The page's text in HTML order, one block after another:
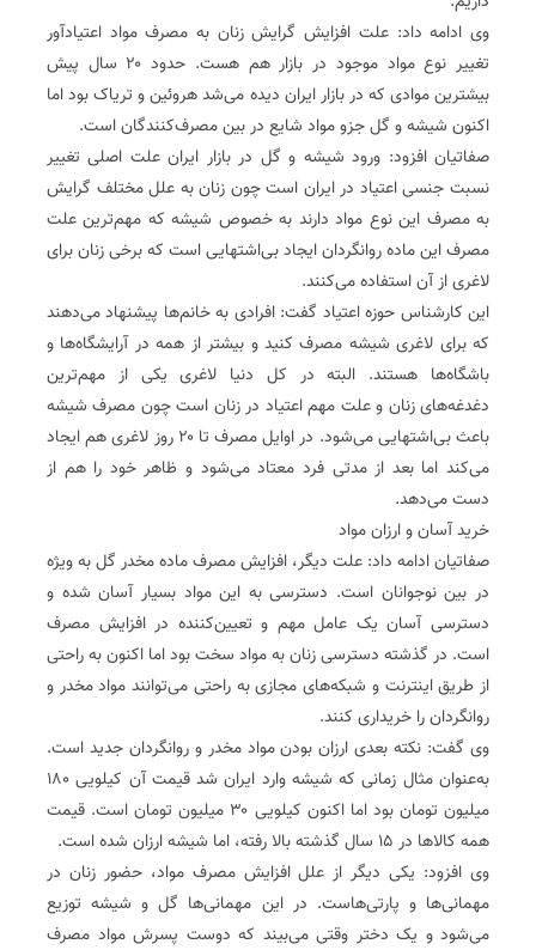
وی ادامه داد: علت افزایش گرایش زنان به مصرف مواد اعتیادآور
تغییر نوع مواد موجود در بازار هم هست. حدود ۲۰ سال پیش
بیشترین موادی که در بازار ایران دیده می‌شد هروئین و تریاک بود اما
اکنون شیشه و گل جزو مواد شایع در بین مصرف‌کنندگان است.
صفاتیان افزود: ورود شیشه و گل در بازار ایران علت اصلی تغییر
نسبت جنسی اعتیاد در ایران است چون زنان به علل مختلف گرایش
به مصرف این نوع مواد دارند به خصوص شیشه که مهم‌ترین علت
مصرف این ماده روانگردان ایجاد بی‌اشتهایی است که برخی زنان برای
لاغری از آن استفاده می‌کنند.
این کارشناس حوزه اعتیاد گفت: افرادی به خانم‌ها پیشنهاد می‌دهند
که برای لاغری شیشه مصرف کنید و بیشتر از همه در آرایشگاه‌ها و
باشگاه‌ها هستند. البته در کل دنیا لاغری یکی از مهم‌ترین
دغدغه‌های زنان و علت مهم اعتیاد در زنان است چون مصرف شیشه
باعث بی‌اشتهایی می‌شود. در اوایل مصرف تا ۲۰ روز لاغری هم ایجاد
می‌کند اما بعد از مدتی فرد معتاد می‌شود و ظاهر خود را هم از
دست می‌دهد.
خرید آسان و ارزان مواد
صفاتیان ادامه داد: علت دیگر، افزایش مصرف ماده مخدر گل به ویژه
در بین نوجوانان است. دسترسی به این مواد بسیار آسان شده و
دسترسی آسان یک عامل مهم و تعیین‌کننده در افزایش مصرف
است. در گذشته دسترسی زنان به مواد سخت بود اما اکنون به راحتی
از طریق اینترنت و شبکه‌های مجازی به راحتی می‌توانند مواد مخدر و
روانگردان را خریداری کنند.
وی گفت: نکته بعدی ارزان بودن مواد مخدر و روانگردان جدید است.
به‌عنوان مثال زمانی که شیشه وارد ایران شد قیمت آن کیلویی ۱۸۰
میلیون تومان بود اما اکنون کیلویی ۳۰ میلیون تومان است. قیمت
همه کالاها در ۱۵ سال گذشته بالا رفته، اما شیشه ارزان شده است.
وی افزود: یکی دیگر از علل افزایش مصرف مواد، حضور زنان در
مهمانی‌ها و پارتی‌هاست. در این مهمانی‌ها گل و شیشه توزیع
می‌شود و یک دختر وقتی می‌بیند که دوست پسرش مواد مصرف